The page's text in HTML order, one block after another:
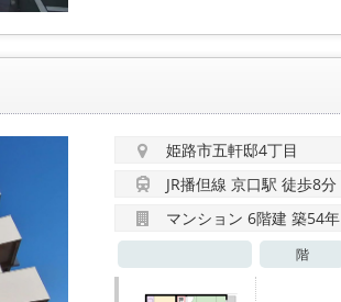
姫路市五軒邸4丁目
JR播但線 京口駅 徒歩8分
マンション 6階建 築54年
階